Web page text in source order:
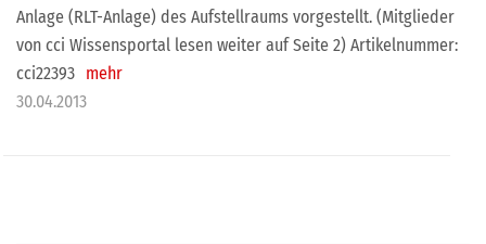
Anlage (RLT-Anlage) des Aufstellraums vorgestellt. (Mitglieder
von cci Wissensportal lesen weiter auf Seite 2) Artikelnummer:
cci22393 mehr
30.04.2013